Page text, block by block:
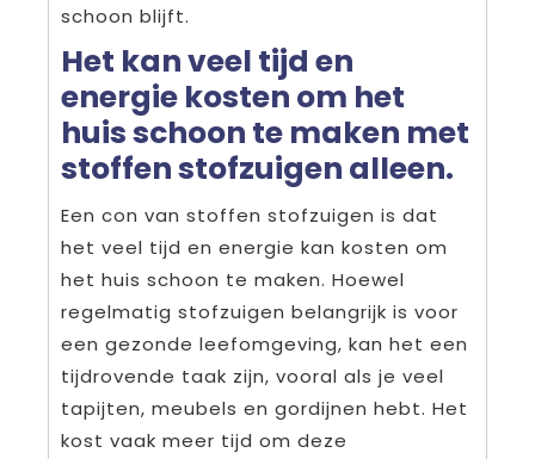
schoon blijft.
Het kan veel tijd en
energie kosten om het
huis schoon te maken met
stoffen stofzuigen alleen.
Een con van stoffen stofzuigen is dat
het veel tijd en energie kan kosten om
het huis schoon te maken. Hoewel
regelmatig stofzuigen belangrijk is voor
een gezonde leefomgeving, kan het een
tijdrovende taak zijn, vooral als je veel
tapijten, meubels en gordijnen hebt. Het
kost vaak meer tijd om deze